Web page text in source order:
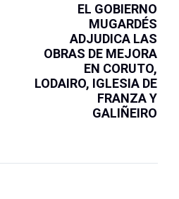
EL GOBIERNO
MUGARDÉS
ADJUDICA LAS
OBRAS DE MEJORA
EN CORUTO,
LODAIRO, IGLESIA DE
FRANZA Y
GALIÑEIRO